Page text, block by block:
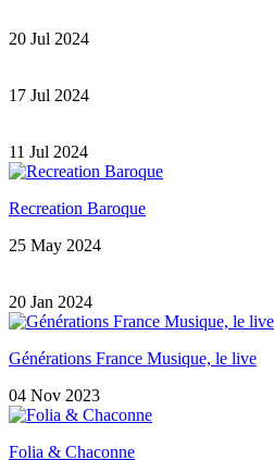
20 Jul 2024
17 Jul 2024
11 Jul 2024
Recreation Baroque
25 May 2024
20 Jan 2024
Générations France Musique, le live
04 Nov 2023
Folia & Chaconne